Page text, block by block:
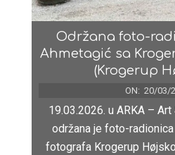
Održana foto-
Ahmetagić sa
(Krogerup
ON: 20/03/
19.03.2026. u ARKA –
održana je foto-
fotografa Krogerup